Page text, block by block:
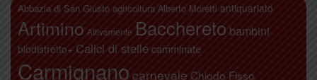
Abbazia di San Giusto agricoltura Alberto Moretti antiquariato
Artimino Attivamente Bacchereto bambini
biodistretto+ Calici di stellecamminate
Carmignano carnevale Chiodo Fisso